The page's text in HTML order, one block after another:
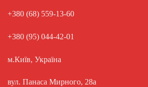
+380 (68) 559-13-60
+380 (95) 044-42-01
м.Київ, Україна
вул. Панаса Мирного, 28а